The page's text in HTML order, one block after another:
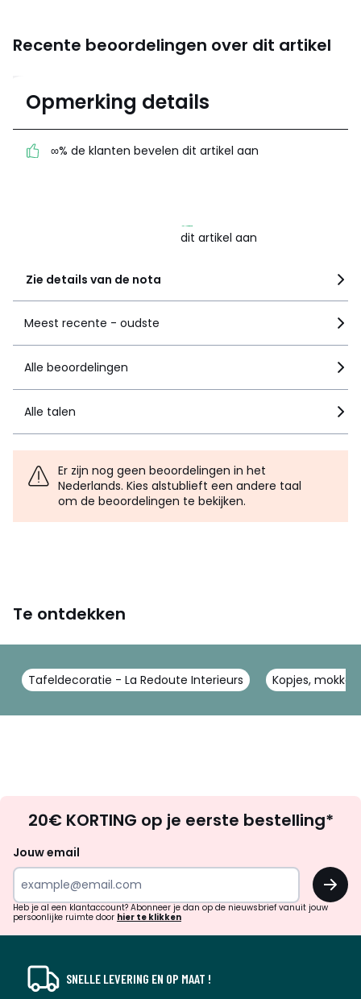
Recente beoordelingen over dit artikel
5
gemiddelde bereikt
door alle landen
dit artikel aan
Zie details van de nota
Opmerking details
∞% de klanten bevelen dit artikel aan
Meest recente - oudste
Alle beoordelingen
Alle talen
Er zijn nog geen beoordelingen in het
Nederlands. Kies alstublieft een andere taal
om de beoordelingen te bekijken.
Te ontdekken
Tafeldecoratie - La Redoute Interieurs Kopjes,
zoek
inspiratie
verrassingen?
20€ KORTING op je eerste bestelling*
Jouw email
OK
Heb je al een klantaccount? Abonneer je dan op de nieuwsbrief vanuit jouw
persoonlijke ruimte door hier te klikken
SNELLE LEVERING EN OP MAAT !